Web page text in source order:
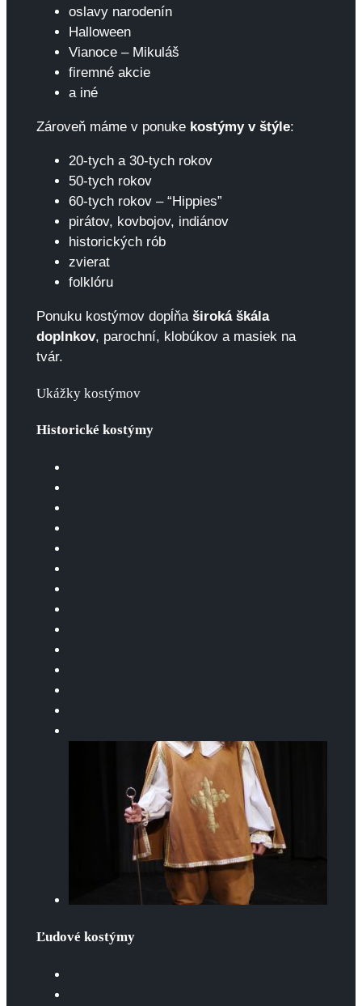
oslavy narodenín
Halloween
Vianoce – Mikuláš
firemné akcie
a iné
Zároveň máme v ponuke kostýmy v štýle:
20-tych a 30-tych rokov
50-tych rokov
60-tych rokov – “Hippies”
pirátov, kovbojov, indiánov
historických rób
zvierat
folklóru
Ponuku kostýmov dopĺňaširoká škála
doplnkov, parochní, klobúkov a masiek na
tvár.
Ukážky kostýmov
Historické kostýmy
Ľudové kostýmy